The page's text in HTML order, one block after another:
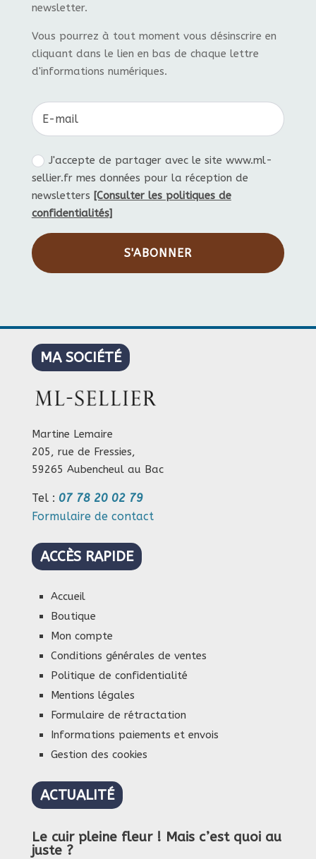
newsletter.
Vous pourrez à tout moment vous désinscrire en
cliquant dans le lien en bas de chaque lettre
d'informations numériques.
J'accepte de partager avec le site www.ml-
sellier.fr mes données pour la réception de
newsletters [Consulter les politiques de
confidentialités]
S'ABONNER
MA SOCIÉTÉ
Martine Lemaire
205, rue de Fressies,
59265 Aubencheul au Bac
Tel : 07 78 20 02 79
Formulaire de contact
ACCÈS RAPIDE
Accueil
Boutique
Mon compte
Conditions générales de ventes
Politique de confidentialité
Mentions légales
Formulaire de rétractation
Informations paiements et envois
Gestion des cookies
ACTUALITÉ
Le cuir pleine fleur ! Mais c’est quoi au
juste ?